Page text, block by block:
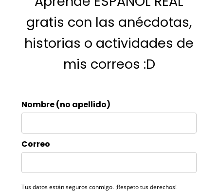
gratis con las anécdotas,
historias o actividades de
mis correos :D
Nombre (no apellido)
Correo
Tus datos están seguros conmigo. ¡Respeto tus derechos!